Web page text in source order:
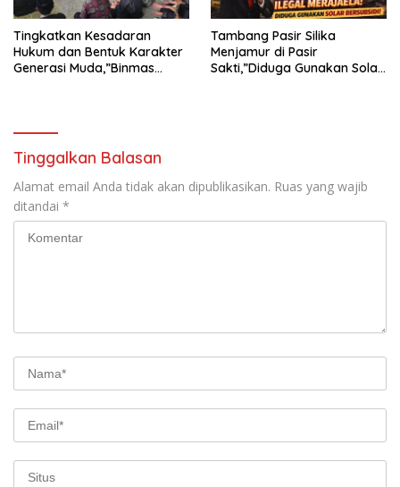
Tingkatkan Kesadaran
Hukum dan Bentuk Karakter
Generasi Muda,”Binmas
Tambang Pasir Silika
Menjamur di Pasir
Sakti,”Diduga Gunakan Solar
Tinggalkan Balasan
Alamat email Anda tidak akan dipublikasikan. Ruas yang wajib
ditandai *